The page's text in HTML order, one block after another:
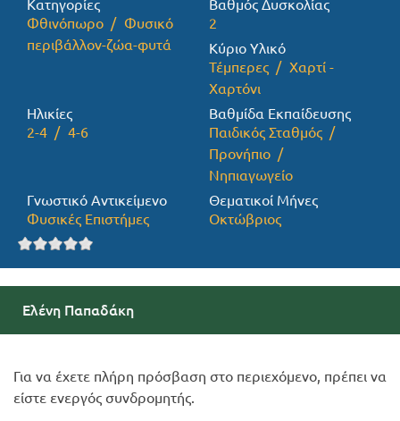
Προσφορές
Κατηγορίες
Φθινόπωρο
Φυσικό
περιβάλλον-ζώα-φυτά
Βαθμός Δυσκολίας
2
Κύριο Υλικό
Τέμπερες
Χαρτί -
Χαρτόνι
Ηλικίες
2-4
4-6
Βαθμίδα Εκπαίδευσης
Παιδικός Σταθμός
Προνήπιο
Νηπιαγωγείο
Γνωστικό Αντικείμενο
Φυσικές Επιστήμες
Θεματικοί Μήνες
Οκτώβριος
Ελένη Παπαδάκη
Για να έχετε πλήρη πρόσβαση στο περιεχόμενο, πρέπει να
είστε ενεργός συνδρομητής.